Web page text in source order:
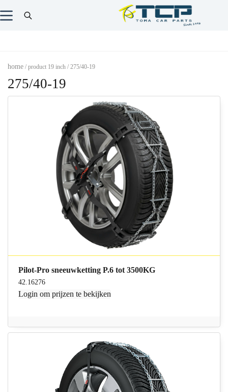
home / product 19 inch / 275/40-19
275/40-19
Pilot-Pro sneeuwketting P.6 tot 3500KG
42.16276
Login om prijzen te bekijken